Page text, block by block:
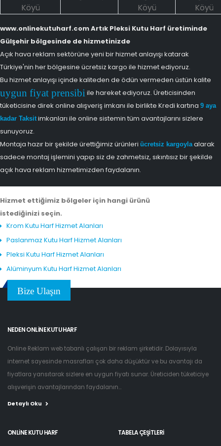
Köyü
Köyü
Köyü
www.onlinekutuharf.com Artık Pleksi Kutu Harf üretiminde
Gülşehir bölgesinde de hizmetinizde
Açık hava reklam sektörüne yeni bir hizmet anlayışı katarak
Türkiye'nin her bölgesine ücretsiz kargo ile hizmet ediyoruz.
Bu hizmet anlayışı içinde kaliteden de ödün vermeden üstün kalite
uygun fiyat prensibi ile hareket ediyoruz. Üreticisinden
tüketicisine direk online alışveriş imkanı ile birlikte Kredi kartına 9 aya
kadar Taksitimkanları ile online sistemin tüm avantajlarını sizlere
sunuyoruz.
Montaja hazır bir şekilde ürettiğimiz ürünleri ücretsiz kargoylaalarak
sadece montaj işlemini yapıp siz de zahmetsiz, sıkıntısız bir şekilde
açık hava reklam hizmetimizden faydalanın.
Hizmet ettiğimiz bölgeler için hangi ürünü
istediğinizi seçin.
Krom Kutu Harf Hizmet Alanları
Paslanmaz Kutu Harf Hizmet Alanları
Pleksi Kutu Harf Hizmet Alanları
Alüminyum Kutu Harf Hizmet Alanları
Bize Ulaşın
NEDEN ONLINE KUTU HARF
Online Reklam web tabanlı çalışan bir reklam şirketidir. Dolayısıyla
internet sayesinde masrafları çok daha düşüktür ve bu avantajı da
fiyatlara yansıtarak sizlere en uygun fiyatı sunar. Üreticiden tüketiciye
alışverişin avantajlarından faydalanın...
Detaylı Oku
ONLINE KUTU HARF TABELA ÇEŞITLERI